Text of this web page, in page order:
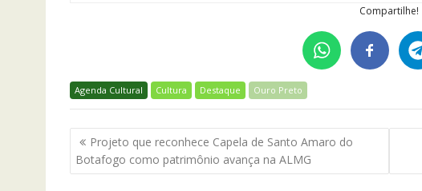
Compartilhe!
Agenda Cultural Cultura Destaque Ouro Preto
Navegação
de
Post
Projeto que reconhece Capela de Santo Amaro do
Botafogo como patrimônio avança na ALMG